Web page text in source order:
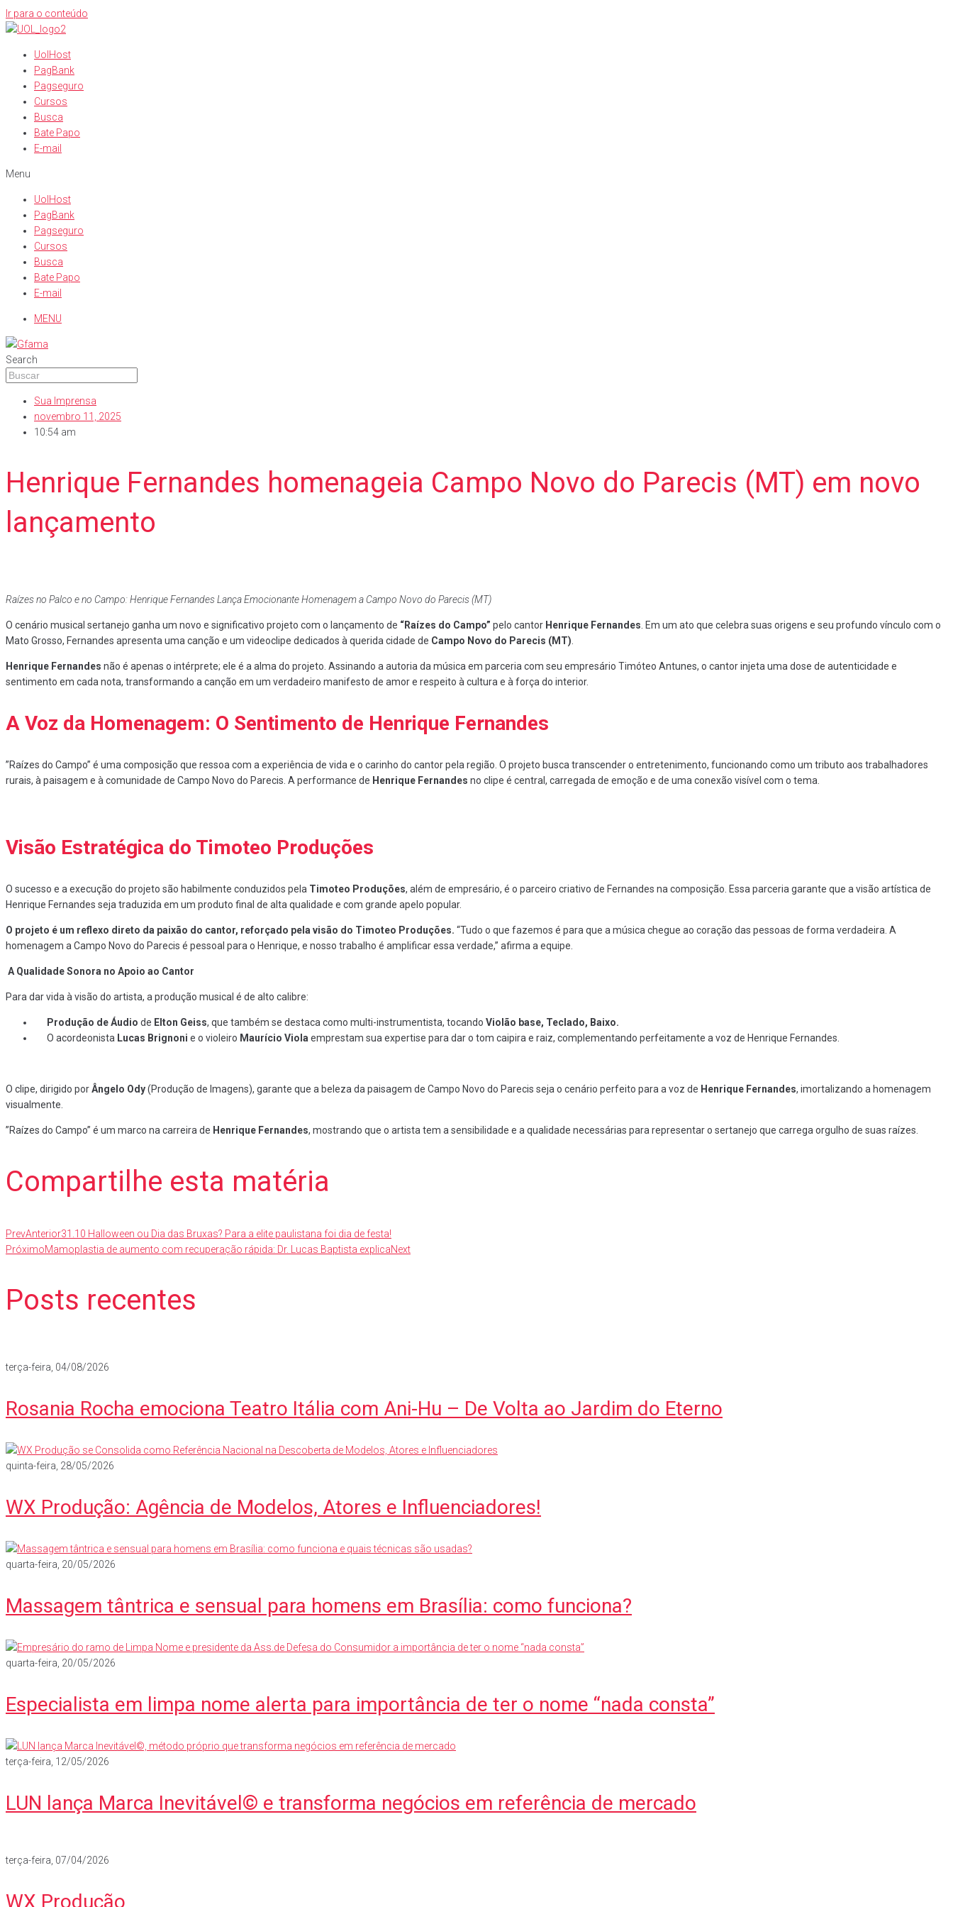
Ir para o conteúdo
UolHost
PagBank
Pagseguro
Cursos
Busca
Bate Papo
E-mail
Menu
UolHost
PagBank
Pagseguro
Cursos
Busca
Bate Papo
E-mail
MENU
Search
Sua Imprensa
novembro 11, 2025
10:54 am
Henrique Fernandes homenageia Campo Novo do Parecis (MT) em novo
lançamento
Raízes no Palco e no Campo: Henrique Fernandes Lança Emocionante Homenagem a Campo Novo do Parecis (MT)
​O cenário musical sertanejo ganha um novo e significativo projeto com o lançamento de “Raízes do Campo” pelo cantor Henrique Fernandes. Em um ato que celebra suas origens e seu profundo vínculo com o
Mato Grosso, Fernandes apresenta uma canção e um videoclipe dedicados à querida cidade de Campo Novo do Parecis (MT).
Henrique Fernandes não é apenas o intérprete; ele é a alma do projeto. Assinando a autoria da música em parceria com seu empresário Timóteo Antunes, o cantor injeta uma dose de autenticidade e
sentimento em cada nota, transformando a canção em um verdadeiro manifesto de amor e respeito à cultura e à força do interior.
A Voz da Homenagem: O Sentimento de Henrique Fernandes
​”Raízes do Campo” é uma composição que ressoa com a experiência de vida e o carinho do cantor pela região. O projeto busca transcender o entretenimento, funcionando como um tributo aos trabalhadores
rurais, à paisagem e à comunidade de Campo Novo do Parecis. A performance de Henrique Fernandes no clipe é central, carregada de emoção e de uma conexão visível com o tema.
Visão Estratégica do Timoteo Produções
​O sucesso e a execução do projeto são habilmente conduzidos pela Timoteo Produções, além de empresário, é o parceiro criativo de Fernandes na composição. Essa parceria garante que a visão artística de
Henrique Fernandes seja traduzida em um produto final de alta qualidade e com grande apelo popular.
O projeto é um reflexo direto da paixão do cantor, reforçado pela visão do Timoteo Produções. “Tudo o que fazemos é para que a música chegue ao coração das pessoas de forma verdadeira. A
homenagem a Campo Novo do Parecis é pessoal para o Henrique, e nosso trabalho é amplificar essa verdade,” afirma a equipe.
A Qualidade Sonora no Apoio ao Cantor
​Para dar vida à visão do artista, a produção musical é de alto calibre:
Produção de Áudio de Elton Geiss, que também se destaca como multi-instrumentista, tocando Violão base, Teclado, Baixo.
​O acordeonista Lucas Brignoni e o violeiro Maurício Violaemprestam sua expertise para dar o tom caipira e raiz, complementando perfeitamente a voz de Henrique Fernandes.
​O clipe, dirigido porÂngelo Ody(Produção de Imagens), garante que a beleza da paisagem de Campo Novo do Parecis seja o cenário perfeito para a voz de Henrique Fernandes, imortalizando a homenagem
visualmente.
​”Raízes do Campo” é um marco na carreira de Henrique Fernandes, mostrando que o artista tem a sensibilidade e a qualidade necessárias para representar o sertanejo que carrega orgulho de suas raízes.
Compartilhe esta matéria
PrevAnterior31.10 Halloween ou Dia das Bruxas? Para a elite paulistana foi dia de festa!
PróximoMamoplastia de aumento com recuperação rápida: Dr. Lucas Baptista explicaNext
Posts recentes
Rosania Rocha emociona Teatro Itália com Ani-Hu – De Volta ao Jardim do Eterno
terça-feira, 04/08/2026
WX Produção: Agência de Modelos, Atores e Influenciadores!
quinta-feira, 28/05/2026
Massagem tântrica e sensual para homens em Brasília: como funciona?
quarta-feira, 20/05/2026
Especialista em limpa nome alerta para importância de ter o nome “nada consta”
quarta-feira, 20/05/2026
LUN lança Marca Inevitável© e transforma negócios em referência de mercado
terça-feira, 12/05/2026
WX Produção
terça-feira, 07/04/2026